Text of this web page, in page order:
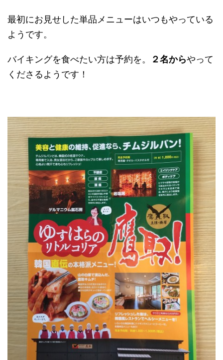
最初にお見せした単品メニューはいつもやっている
ようです。
バイキングを食べたい方は予約を。 ２名からやって
くださるようです！